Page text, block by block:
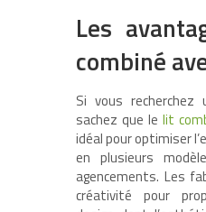
Les
combiné
Si vous recherchez
sachez que le lit
idéal pour optimiser
en plusieurs
agencements. Les
créativité pour